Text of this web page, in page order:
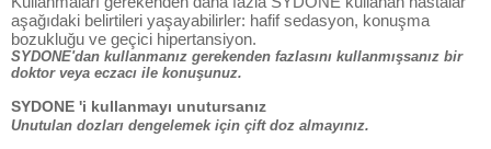
aşağıdaki belirtileri yaşayabilirler: hafif sedasyon, konuşma
bozukluğu ve geçici hipertansiyon.
SYDONE'dan kullanmanız gerekenden fazlasını kullanmışsanız bir
doktor veya eczacı ile konuşunuz.
SYDONE 'i kullanmayı unutursanız
Unutulan dozları dengelemek için çift doz almayınız.